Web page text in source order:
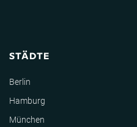
STÄDTE
Berlin
Hamburg
München